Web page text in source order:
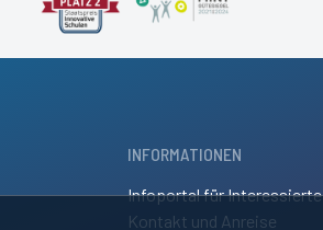
INFORMATIONEN
Infoportal für Interessierte
Kontakt und Anreise